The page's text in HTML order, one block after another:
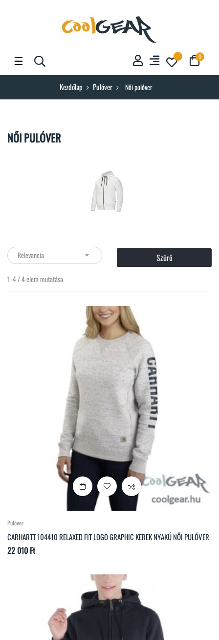
0
Toggle
navigation
☰
Kezdőlap Pulóver Női pulóver
NŐI PULÓVER
Relevancia  Szűrő
1-4 / 4 elem mutatása
Pulóver
CARHARTT 104410 RELAXED FIT LOGO GRAPHIC KEREK NYAKÚ NŐI PULÓVER
Ár
22 010 Ft